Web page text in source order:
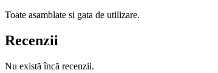
Toate asamblate si gata de utilizare.
Recenzii
Nu există încă recenzii.